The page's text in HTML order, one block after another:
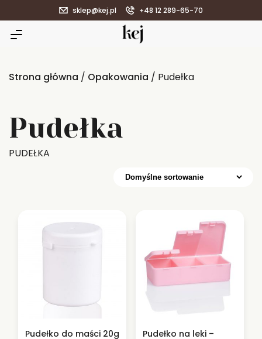
sklep@kej.pl +48 12 289-65-70
Strona główna / Opakowania / Pudełka
Pudełka
PUDEŁKA
Pudełko do maści 20g
Pudełko na leki –